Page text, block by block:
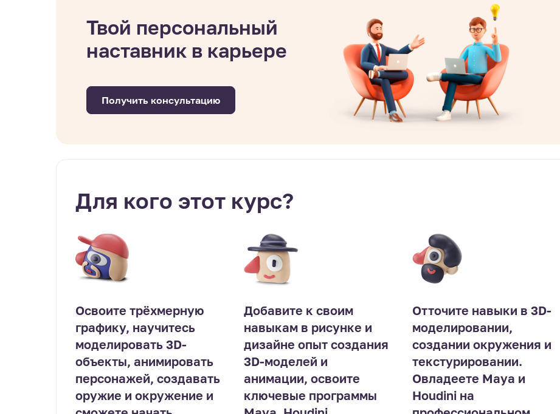
Твой персональный
наставник в карьере
Получить консультацию
Для кого этот курс?
Освоите трёхмерную
графику, научитесь
моделировать 3D-
объекты, анимировать
персонажей, создавать
оружие и окружение и
Добавите к своим
навыкам в рисунке и
дизайне опыт создания
3D-моделей и
анимации, освоите
ключевые программы 
Отточите навыки в 3D-
моделировании,
создании окружения и
текстурировании.
Овладеете Maya и
Houdini на